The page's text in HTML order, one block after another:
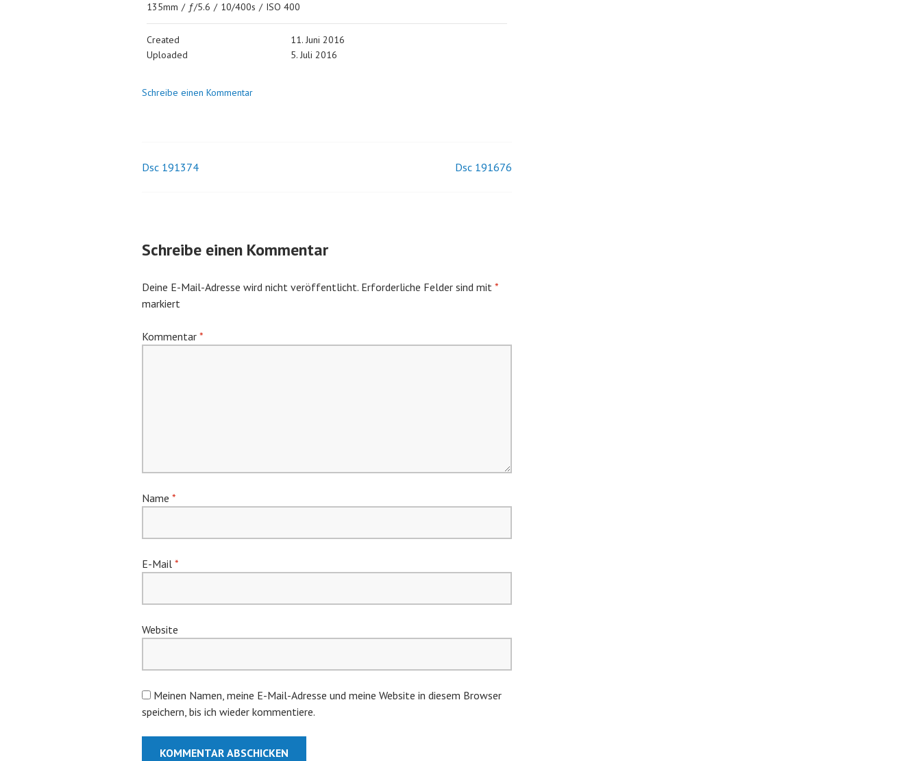
135mm / ƒ/5.6 / 10/400s / ISO 400
Created
11. Juni 2016
Uploaded
5. Juli 2016
Schreibe einen Kommentar
Beitrags-
Dsc 191374 Dsc 191676
Schreibe einen Kommentar
Deine E-Mail-Adresse wird nicht veröffentlicht. Erforderliche Felder sind mit *
markiert
Kommentar *
Name *
E-Mail *
Website
Meinen Namen, meine E-Mail-Adresse und meine Website in diesem Browser
speichern, bis ich wieder kommentiere.